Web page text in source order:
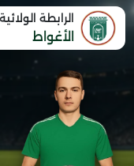
الرابطة
الأغواط